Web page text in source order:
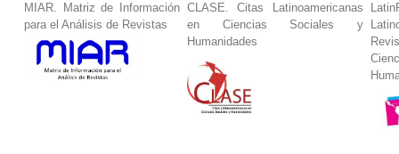
MIAR. Matriz de Información
para el Análisis de Revistas
CLASE. Citas Latinoamericanas
en Ciencias Sociales y
Humanidades